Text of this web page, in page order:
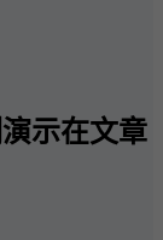
示在文章